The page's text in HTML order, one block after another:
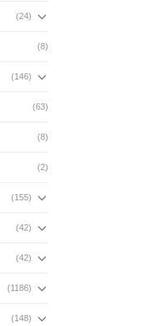
(24)
(8)
(146)
(63)
(8)
(2)
(155)
(42)
(42)
(1186)
(148)